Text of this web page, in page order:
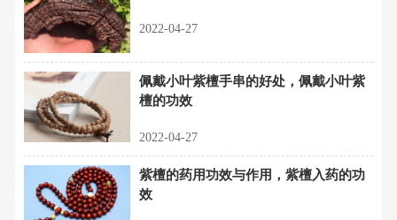
2022-04-27
佩戴小叶紫檀手串的好处，佩戴小叶紫
檀的功效
2022-04-27
紫檀的药用功效与作用，紫檀入药的功
效